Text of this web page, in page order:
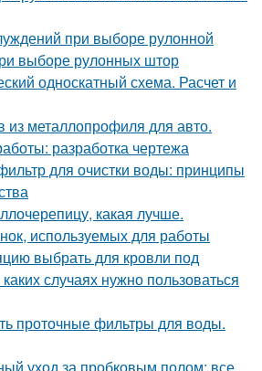
при выборе рулонной
выборе рулонных штор
односкатный схема. Расчет и
из металлопрофиля для авто.
разработка чертежа
для очистки воды: принципы
какая лучше.
используемых для работы
выбрать для кровли под
случаях нужно пользоваться
проточные фильтры для воды.
уход за пробковым полом: все,